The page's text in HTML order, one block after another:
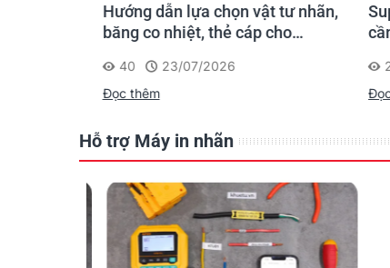
Hướng dẫn lựa chọn vật tư nhãn,
băng co nhiệt, thẻ cáp cho
40
23/07/2026
Đọc thêm
Đọc
Hỗ trợ Máy in nhãn